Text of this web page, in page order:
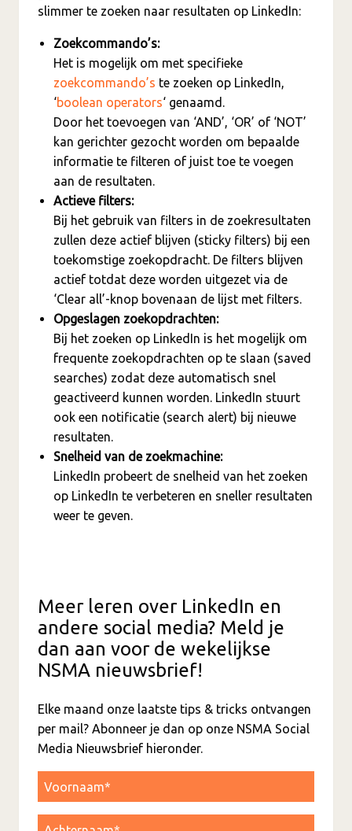
slimmer te zoeken naar resultaten op LinkedIn:
Zoekcommando’s:
Het is mogelijk om met specifieke
zoekcommando’s te zoeken op LinkedIn,
‘boolean operators‘ genaamd.
Door het toevoegen van ‘AND’, ‘OR’ of ‘NOT’
kan gerichter gezocht worden om bepaalde
informatie te filteren of juist toe te voegen
aan de resultaten.
Actieve filters:
Bij het gebruik van filters in de zoekresultaten
zullen deze actief blijven (sticky filters) bij een
toekomstige zoekopdracht. De filters blijven
actief totdat deze worden uitgezet via de
‘Clear all’-knop bovenaan de lijst met filters.
Opgeslagen zoekopdrachten:
Bij het zoeken op LinkedIn is het mogelijk om
frequente zoekopdrachten op te slaan (saved
searches) zodat deze automatisch snel
geactiveerd kunnen worden. LinkedIn stuurt
ook een notificatie (search alert) bij nieuwe
resultaten.
Snelheid van de zoekmachine:
LinkedIn probeert de snelheid van het zoeken
op LinkedIn te verbeteren en sneller resultaten
weer te geven.
Meer leren over LinkedIn en
andere social media? Meld je
dan aan voor de wekelijkse
NSMA nieuwsbrief!
Elke maand onze laatste tips & tricks ontvangen
per mail? Abonneer je dan op onze NSMA Social
Media Nieuwsbrief hieronder.